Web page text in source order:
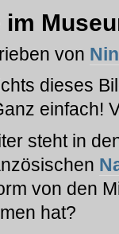
im
von
dieses
einfach!
steht in
von den
hat?